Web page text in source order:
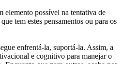
elemento possível na tentativa de
tem estes pensamentos ou para os
enfrentá-la, suportá-la. Assim, a
e cognitivo para manejar o